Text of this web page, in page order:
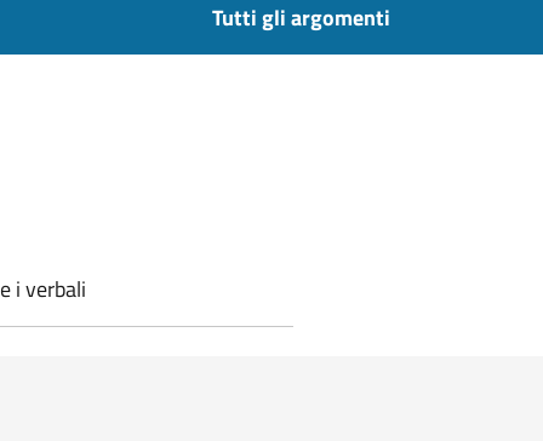
Tutti gli argomenti
i verbali